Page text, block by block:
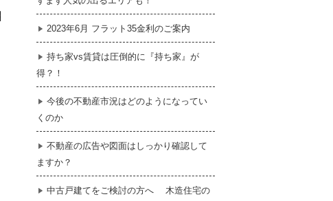
売買契約のご締結
2023年6月 フラット35金利のご案内
持ち家vs賃貸は圧倒的に『持ち家』が
得？！
今後の不動産市況はどのようになってい
くのか
不動産の広告や図面はしっかり確認して
ますか？
中古戸建てをご検討の方へ 木造住宅の